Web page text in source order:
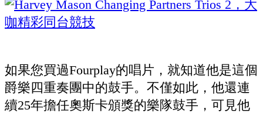
如果您買過Fourplay的唱片，就知道他是這個
爵樂四重奏團中的鼓手。不僅如此，他還連
續25年擔任奧斯卡頒獎的樂隊鼓手，可見他